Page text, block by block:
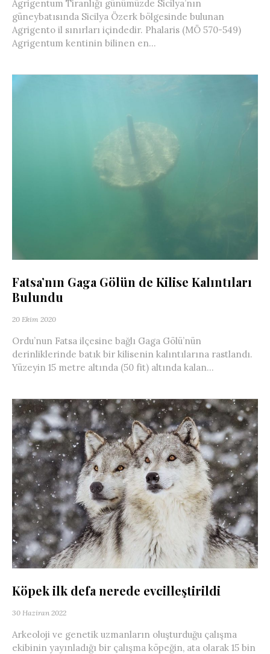
Agrigentum Tiranlığı günümüzde Sicilya’nın
güneybatısında Sicilya Özerk bölgesinde bulunan
Agrigento il sınırları içindedir. Phalaris (MÖ 570-549)
Agrigentum kentinin bilinen en...
Fatsa’nın Gaga Gölün de Kilise Kalıntıları
Bulundu
20 Ekim 2020
Ordu’nun Fatsa ilçesine bağlı Gaga Gölü’nün
derinliklerinde batık bir kilisenin kalıntılarına rastlandı.
Yüzeyin 15 metre altında (50 fit) altında kalan...
Köpek ilk defa nerede evcilleştirildi
30 Haziran 2022
Arkeoloji ve genetik uzmanların oluşturduğu çalışma
ekibinin yayınladığı bir çalışma köpeğin, ata olarak 15 bin